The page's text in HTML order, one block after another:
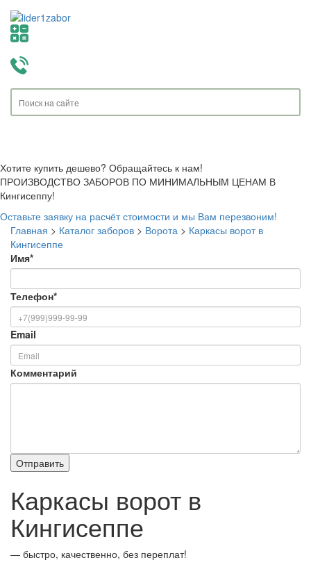
Хотите купить дешево? Обращайтесь к нам!
ПРОИЗВОДСТВО ЗАБОРОВ ПО МИНИМАЛЬНЫМ ЦЕНАМ В
Кингисеппу!
Оставьте заявку на расчёт стоимости и мы Вам перезвоним!
Главная > Каталог заборов > Ворота > Каркасы ворот в
Кингисеппе
Имя*
Телефон*
Email
Комментарий
Каркасы ворот в
Кингисеппе
— быстро, качественно, без переплат!